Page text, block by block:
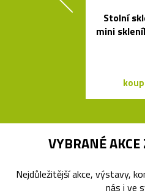
Stolní
mini
VYBRANÉ AKCE
Nejdůležitější akce, výstavy,
nás i ve